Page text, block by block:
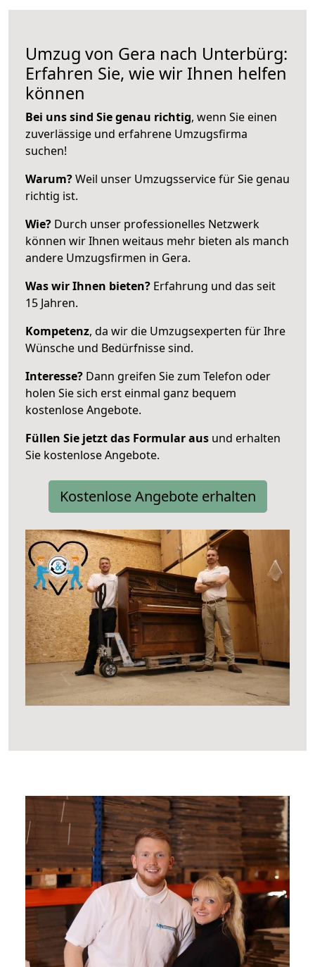
Umzug von Gera nach Unterbürg:
Erfahren Sie, wie wir Ihnen helfen
können
Bei uns sind Sie genau richtig, wenn Sie einen
zuverlässige und erfahrene Umzugsfirma
suchen!
Warum?Weil unser Umzugsservice für Sie genau
richtig ist.
Wie? Durch unser professionelles Netzwerk
können wir Ihnen weitaus mehr bieten als manch
andere Umzugsfirmen in Gera.
Was wir Ihnen bieten? Erfahrung und das seit
15 Jahren.
Kompetenz, da wir die Umzugsexperten für Ihre
Wünsche und Bedürfnisse sind.
Interesse? Dann greifen Sie zum Telefon oder
holen Sie sich erst einmal ganz bequem
kostenlose Angebote.
Füllen Sie jetzt das Formular aus und erhalten
Sie kostenlose Angebote.
Kostenlose Angebote erhalten